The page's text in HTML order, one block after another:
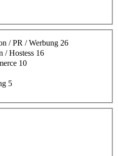
/ PR / Werbung 26
/ Hostess 16
10
5